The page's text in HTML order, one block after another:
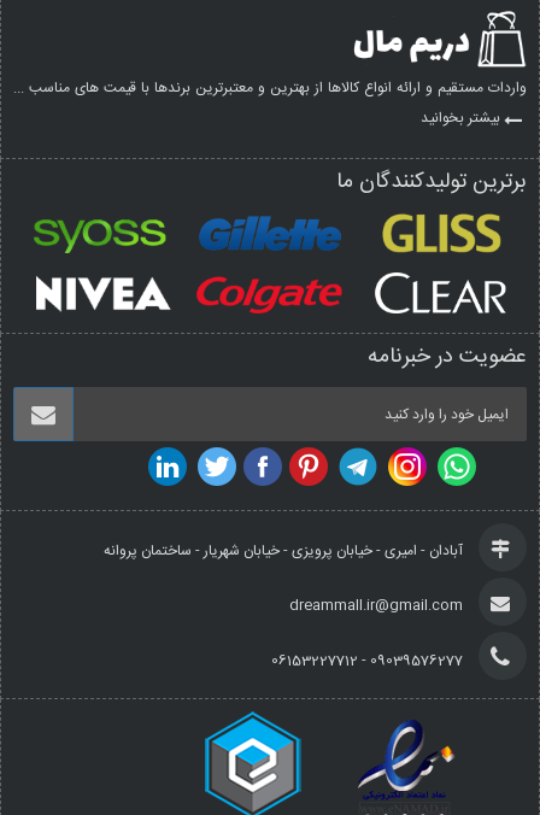
واردات مستقیم و ارائه انواع کالاها از بهترین و معتبرترین برندها با قیمت های مناسب ...
بیشتر بخوانید
برترین تولیدکنندگان ما
عضویت در خبرنامه
آبادان - امیری - خیابان پرویزی - خیابان شهریار - ساختمان پروانه
dreammall.ir@gmail.com
09039576277 - 06153227712